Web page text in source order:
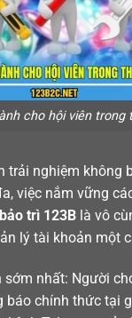
cho hội viên trong
trải nghiệm không
việc nắm vững
bảo trì 123B là vô
lý tài khoản một
sớm nhất: Người
báo chính thức tại